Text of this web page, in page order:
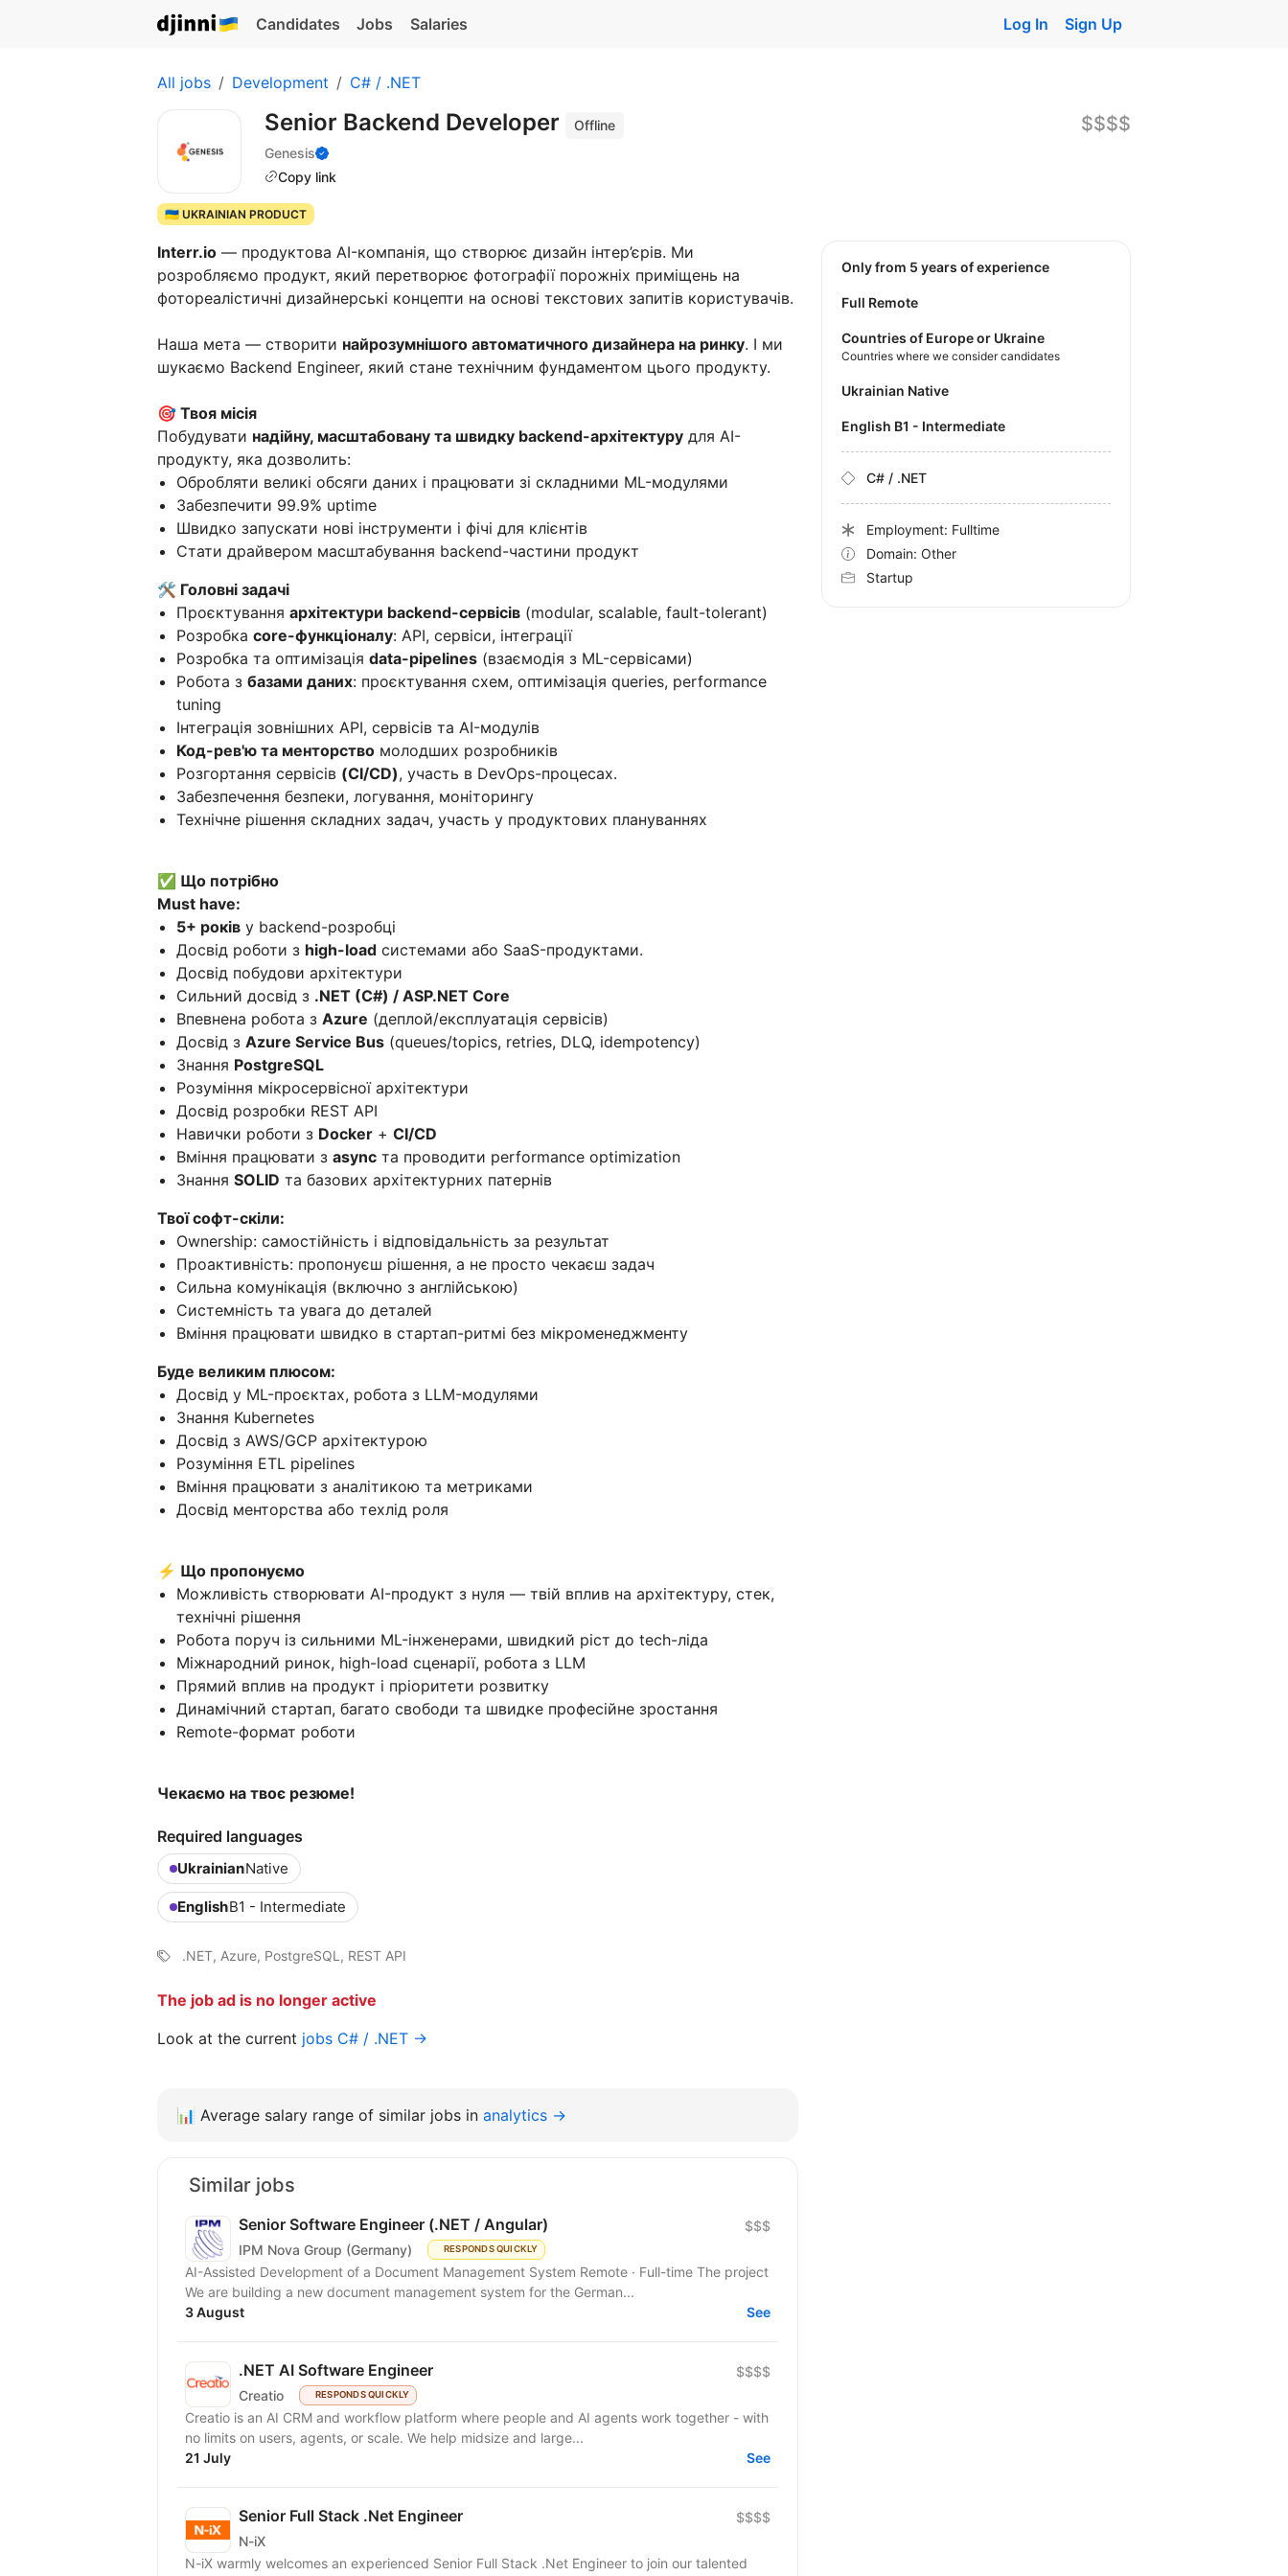
Candidates Jobs Salaries Log In Sign Up
All jobs Development C# / .NET
Senior Backend Developer
Offline
Genesis
Copy link
$$$$
🇺🇦 UKRAINIAN PRODUCT
Interr.io — продуктова AI-компанія, що створює дизайн інтер’єрів. Ми
розробляємо продукт, який перетворює фотографії порожніх приміщень на
фотореалістичні дизайнерські концепти на основі текстових запитів користувачів.
Наша мета — створити найрозумнішого автоматичного дизайнера на ринку. І ми
шукаємо Backend Engineer, який стане технічним фундаментом цього продукту.
🎯 Твоя місія
Побудувати надійну, масштабовану та швидку backend-архітектуру для AI-
продукту, яка дозволить:
Обробляти великі обсяги даних і працювати зі складними ML-модулями
Забезпечити 99.9% uptime
Швидко запускати нові інструменти і фічі для клієнтів
Стати драйвером масштабування backend-частини продукт
🛠 Головні задачі
Проєктування архітектури backend-сервісів (modular, scalable, fault-tolerant)
Розробка core-функціоналу: API, сервіси, інтеграції
Розробка та оптимізація data-pipelines (взаємодія з ML-сервісами)
Робота з базами даних: проєктування схем, оптимізація queries, performance
tuning
Інтеграція зовнішних API, сервісів та AI-модулів
Код-рев'ю та менторство молодших розробників
Розгортання сервісів (CI/CD), участь в DevOps-процесах.
Забезпечення безпеки, логування, моніторингу
Технічне рішення складних задач, участь у продуктових плануваннях
✅ Що потрібно
Must have:
5+ років у backend-розробці
Досвід роботи з high-load системами або SaaS-продуктами.
Досвід побудови архітектури
Сильний досвід з .NET (C#) / ASP.NET Core
Впевнена робота з Azure (деплой/експлуатація сервісів)
Досвід з Azure Service Bus (queues/topics, retries, DLQ, idempotency)
Знання PostgreSQL
Розуміння мікросервісної архітектури
Досвід розробки REST API
Навички роботи з Docker + CI/CD
Вміння працювати з async та проводити performance optimization
Знання SOLID та базових архітектурних патернів
Твої софт-скіли:
Ownership: самостійність і відповідальність за результат
Проактивність: пропонуєш рішення, а не просто чекаєш задач
Сильна комунікація (включно з англійською)
Системність та увага до деталей
Вміння працювати швидко в стартап-ритмі без мікроменеджменту
Буде великим плюсом:
Досвід у ML-проєктах, робота з LLM-модулями
Знання Kubernetes
Досвід з AWS/GCP архітектурою
Розуміння ETL pipelines
Вміння працювати з аналітикою та метриками
Досвід менторства або техлід роля
⚡ Що пропонуємо
Можливість створювати AI-продукт з нуля — твій вплив на архітектуру, стек,
технічні рішення
Робота поруч із сильними ML-інженерами, швидкий ріст до tech-ліда
Міжнародний ринок, high-load сценарії, робота з LLM
Прямий вплив на продукт і пріоритети розвитку
Динамічний стартап, багато свободи та швидке професійне зростання
Remote-формат роботи
Чекаємо на твоє резюме!
Required languages
UkrainianNative
EnglishB1 - Intermediate
.NET, Azure, PostgreSQL, REST API
The job ad is no longer active
Look at the current jobs C# / .NET →
Only from 5 years of experience
Full Remote
Countries of Europe or Ukraine
Countries where we consider candidates
Ukrainian Native
English B1 - Intermediate
C# / .NET
Employment: Fulltime
Domain: Other
Startup
📊 Average salary range of similar jobs in analytics →
Similar jobs
Senior Software Engineer (.NET / Angular)
IPM Nova Group (Germany) RESPONDS QUICKLY
$$$
AI-Assisted Development of a Document Management System Remote · Full-time The project
We are building a new document management system for the German...
3 August
See
.NET AI Software Engineer
Creatio RESPONDS QUICKLY
$$$$
Creatio is an AI CRM and workflow platform where people and AI agents work together - with
no limits on users, agents, or scale. We help midsize and large...
21 July
See
Senior Full Stack .Net Engineer
N-iX
$$$$
N-iX warmly welcomes an experienced Senior Full Stack .Net Engineer to join our talented